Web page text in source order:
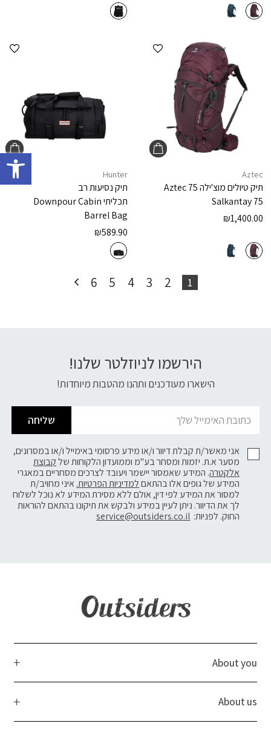
הוספה למועדפים
Aztec
תיק טיולים מוצ'ילה 75
Aztec
Salkantay 75
₪1,400.00
Hunter
תיק נסיעות רב
תכליתיDownpour Cabin
Barrel Bag
₪589.90
1
2
3
4
5
6
הירשמו לניוזלטר שלנו!
הישארו מעודכנים ותהנו מהטבות מיוחדות!
שליחה
אני מאשר/ת קבלת דיוור ו/או מידע פרסומי באימייל ו/או במסרונים,
מסער א.ת. יזמות ומסחר בע"מ וממועדון הלקוחות שלקבוצת
אלקטרה. המידע שאמסור יישמר ויעובד לצרכים מסחריים במאגרי
המידע של גופים אלו בהתאםלמדיניות הפרטיות. איני מחויב/ת
למסור את המידע לפי דין, אולם ללא מסירת המידע לא נוכל לשלוח
לך את הדיוור. ניתן לעיין במידע ולבקש את תיקונו בהתאם להוראות
החוק. לפניות: service@outsiders.co.il
About you
About us